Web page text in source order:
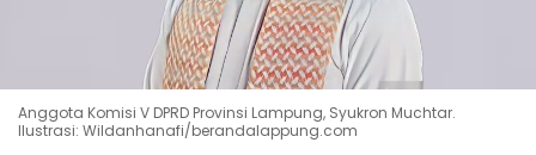
Anggota Komisi V DPRD Provinsi Lampung, Syukron Muchtar.
Ilustrasi: Wildanhanafi/berandalappung.com